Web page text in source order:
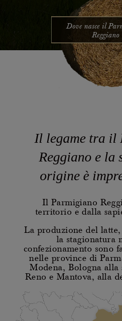
Casello d'Oro Awards
Bilancio di sostenibilità
Progetto Prodotto di
Archivio storico
Campagne pubblicitarie
Area Download
Più grande, insieme
ITALIANO
ENG
FAQ
AREA OPERATORI
Dove nasce il
Reggiano
Il legame tra il
Reggiano e la
origineè
Il Parmigiano
territorio e dalla
La produzione del
la stagionatura
confezionamento sono
nelle province di
Modena, Bologna alla
Reno e Mantova, alla